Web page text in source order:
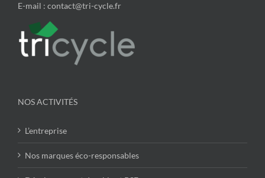
E-mail : contact@tri-cycle.fr
NOS ACTIVITÉS
L’entreprise
Nos marques éco-responsables